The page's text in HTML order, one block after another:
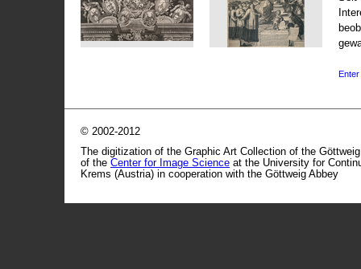
© 2002-2012
The digitization of the Graphic Art Collection of the
of the Center for Image Science at the University for
Krems (Austria) in cooperation with the Göttweig Abbey